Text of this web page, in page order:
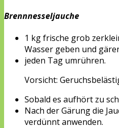
Brennnesseljauche
1 kg frische grob
Wasser geben und
jeden Tag umrühren.
Vorsicht:
Sobald es aufhört zu
Nach der Gärung die
verdünnt anwenden.